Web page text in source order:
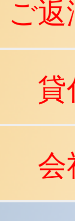
ご